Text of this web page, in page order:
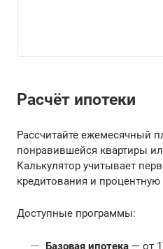
Расчёт ипотеки
Рассчитайте ежемесячный
понравившейся квартиры
Калькулятор учитывает
кредитования и процентную
Доступные программы:
Базовая ипотека — от